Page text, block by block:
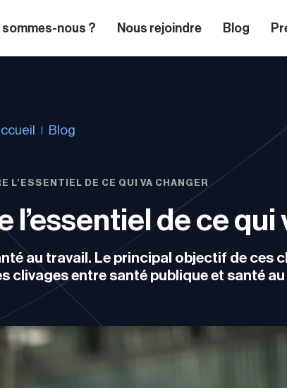
sommes-nous ? Nous rejoindre Blog
Blog
L’ESSENTIEL DE CE QUI VA CHANGER
de ce qui
au travail. Le principal objectif de ces
clivages entre santé publique et santé